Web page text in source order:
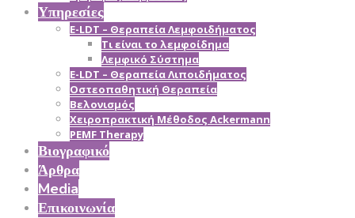
Υπηρεσίες
E-LDT – Θεραπεία Λεμφοιδήματος
Τι είναι το λεμφοίδημα
Λεμφικό Σύστημα
E-LDT – Θεραπεία Λιποιδήματος
Οστεοπαθητική Θεραπεία
Βελονισμός
Χειροπρακτική Μέθοδος Ackermann
PEMF Therapy
Βιογραφικό
Άρθρα
Media
Επικοινωνία